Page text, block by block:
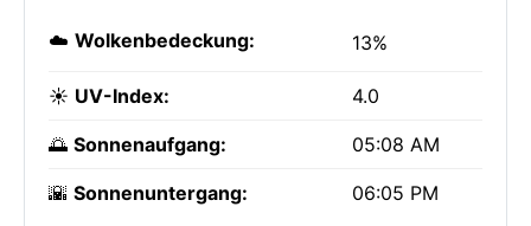
☁️ Wolkenbedeckung: 13%
☀️ UV-Index: 4.0
🌅 Sonnenaufgang: 05:08 AM
🌇 Sonnenuntergang: 06:05 PM